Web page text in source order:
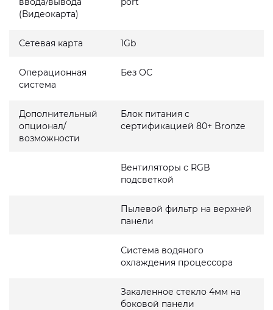
(Видеокарта)
Сетевая карта 1Gb
Операционная
система
Без ОС
Дополнительный
опционал/
возможности
Блок питания с
сертификацией 80+ Bronze
Вентиляторы с RGB
подсветкой
Пылевой фильтр на верхней
панели
Система водяного
охлаждения процессора
Закаленное стекло 4мм на
боковой панели